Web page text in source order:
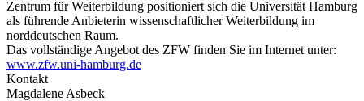
Zentrum für Weiterbildung positioniert sich die Universität Hamburg
als führende Anbieterin wissenschaftlicher Weiterbildung im
norddeutschen Raum.
Das vollständige Angebot des ZFW finden Sie im Internet unter:
www.zfw.uni-hamburg.de
Kontakt
Magdalene Asbeck